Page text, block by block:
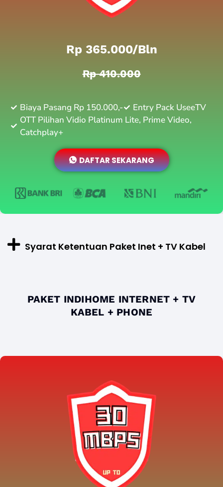
Rp 365.000/bln
Rp 410.000
Biaya Pasang Rp 150.000,-
Entry Pack UseeTV
OTT Pilihan Vidio Platinum Lite, Prime Video,
Catchplay+
DAFTAR SEKARANG
Syarat Ketentuan Paket Inet + TV Kabel
PAKET INDIHOME INTERNET + TV
KABEL + PHONE